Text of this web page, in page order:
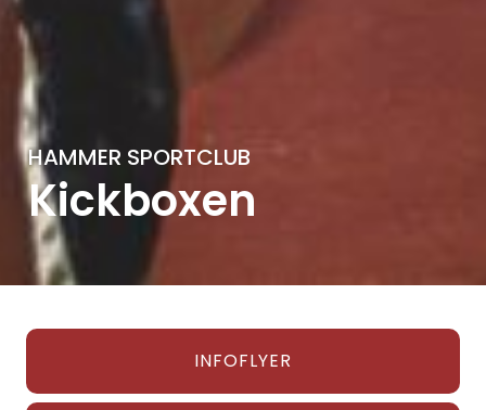
HAMMER SPORTCLUB
Kickboxen
INFOFLYER